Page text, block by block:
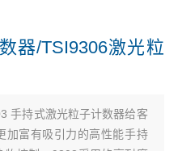
器/TSI9306激光粒
手持式激光粒子计数器给客
加富有吸引力的高性能手持